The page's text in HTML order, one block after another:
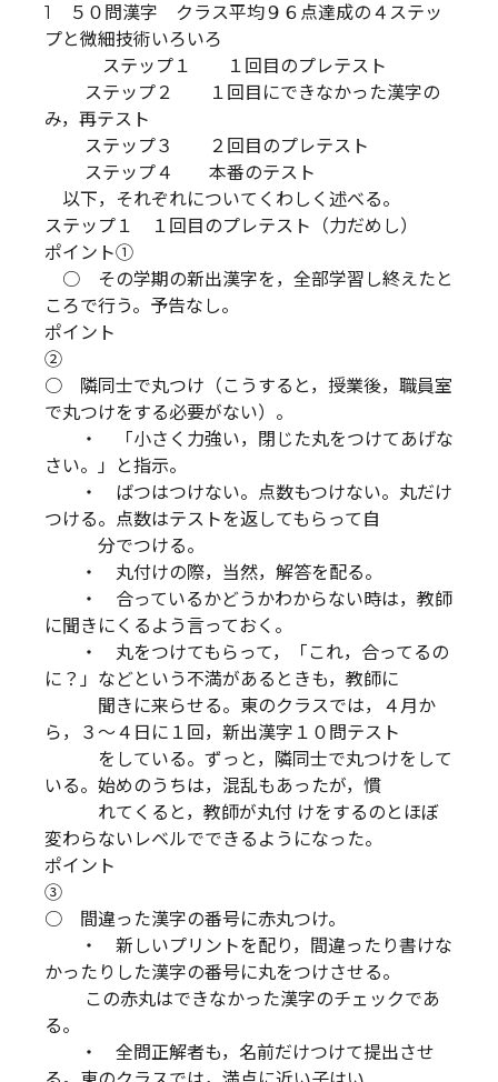
1 ５０問漢字 クラス平均９６点達成の４ステッ
プと微細技術いろいろ
ステップ１ １回目のプレテスト
ステップ２ １回目にできなかった漢字の
み，再テスト
ステップ３ ２回目のプレテスト
ステップ４ 本番のテスト
以下，それぞれについてくわしく述べる。
ステップ１ １回目のプレテスト（力だめし）
ポイント①
○ その学期の新出漢字を，全部学習し終えたと
ころで行う。予告なし。
ポイント
○ 隣同士で丸つけ（こうすると，授業後，職員室
で丸つけをする必要がない）。
・ 「小さく力強い，閉じた丸をつけてあげな
さい。」と指示。
・ ばつはつけない。点数もつけない。丸だけ
つける。点数はテストを返してもらって自
分でつける。
・ 丸付けの際，当然，解答を配る。
・ 合っているかどうかわからない時は，教師
に聞きにくるよう言っておく。
・ 丸をつけてもらって，「これ，合ってるの
に？」などという不満があるときも，教師に
聞きに来らせる。東のクラスでは，４月か
ら，３～４日に１回，新出漢字１０問テスト
をしている。ずっと，隣同士で丸つけをして
いる。始めのうちは，混乱もあったが，慣
れてくると，教師が丸付 けをするのとほぼ
変わらないレベルでできるようになった。
ポイント
○ 間違った漢字の番号に赤丸つけ。
・ 新しいプリントを配り，間違ったり書けな
かったりした漢字の番号に丸をつけさせる。
この赤丸はできなかった漢字のチェックであ
る。
・ 全問正解者も，名前だけつけて提出させ